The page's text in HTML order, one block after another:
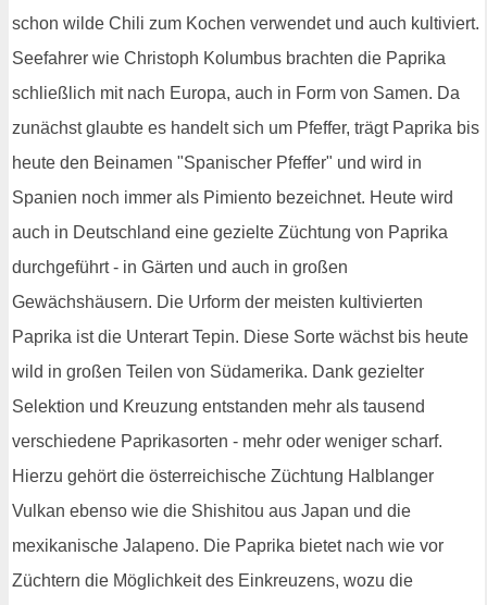
schon wilde Chili zum Kochen verwendet und auch kultiviert.
Seefahrer wie Christoph Kolumbus brachten die Paprika
schließlich mit nach Europa, auch in Form von Samen. Da
zunächst glaubte es handelt sich um Pfeffer, trägt Paprika bis
heute den Beinamen "Spanischer Pfeffer" und wird in
Spanien noch immer als Pimiento bezeichnet. Heute wird
auch in Deutschland eine gezielte Züchtung von Paprika
durchgeführt - in Gärten und auch in großen
Gewächshäusern. Die Urform der meisten kultivierten
Paprika ist die Unterart Tepin. Diese Sorte wächst bis heute
wild in großen Teilen von Südamerika. Dank gezielter
Selektion und Kreuzung entstanden mehr als tausend
verschiedene Paprikasorten - mehr oder weniger scharf.
Hierzu gehört die österreichische Züchtung Halblanger
Vulkan ebenso wie die Shishitou aus Japan und die
mexikanische Jalapeno. Die Paprika bietet nach wie vor
Züchtern die Möglichkeit des Einkreuzens, wozu die